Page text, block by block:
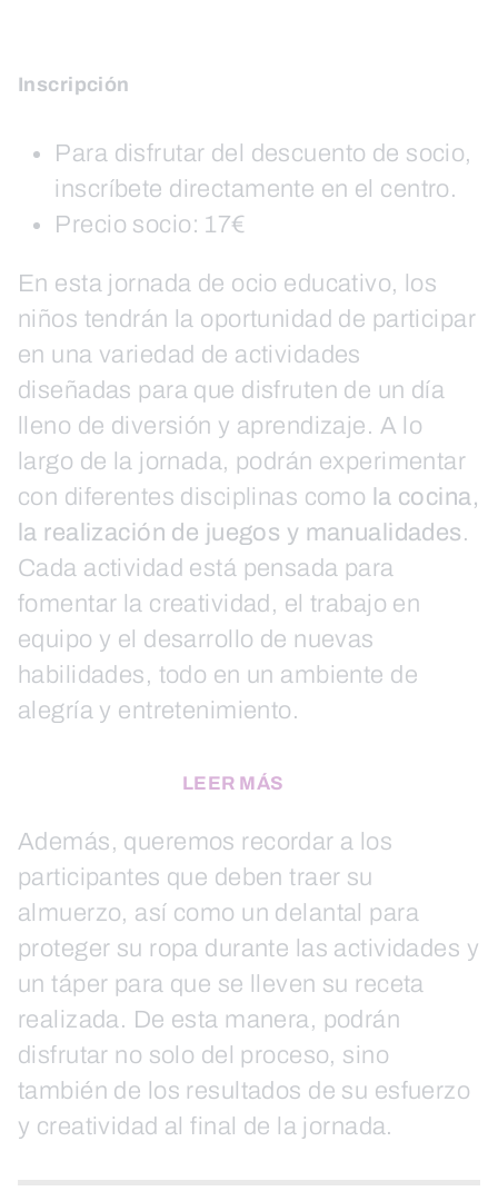
Inscripción
Para disfrutar del descuento de socio,
inscríbete directamente en el centro.
Precio socio: 17€
En esta jornada de ocio educativo, los
niños tendrán la oportunidad de participar
en una variedad de actividades
diseñadas para que disfruten de un día
lleno de diversión y aprendizaje. A lo
largo de la jornada, podrán experimentar
con diferentes disciplinas como la cocina,
la realización de juegos y manualidades.
Cada actividad está pensada para
fomentar la creatividad, el trabajo en
equipo y el desarrollo de nuevas
habilidades, todo en un ambiente de
alegría y entretenimiento.
LEER MÁS
Además, queremos recordar a los
participantes que deben traer su
almuerzo, así como un delantal para
proteger su ropa durante las actividades y
un táper para que se lleven su receta
realizada. De esta manera, podrán
disfrutar no solo del proceso, sino
también de los resultados de su esfuerzo
y creatividad al final de la jornada.